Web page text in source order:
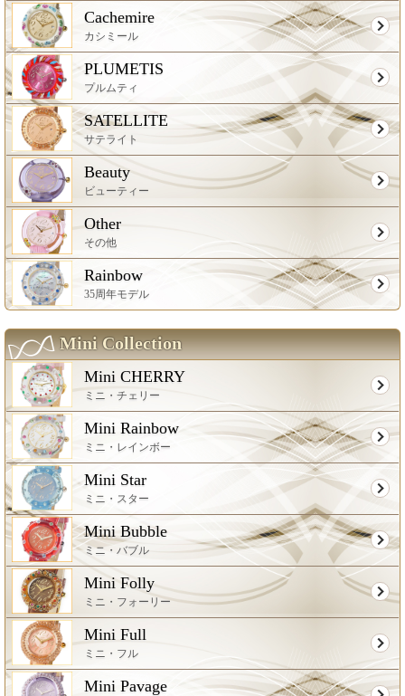
Cachemire
カシミール
PLUMETIS
プルムティ
SATELLITE
サテライト
Beauty
ビューティー
Other
その他
Rainbow
35周年モデル
Mini Collection
Mini CHERRY
ミニ・チェリー
Mini Rainbow
ミニ・レインボー
Mini Star
ミニ・スター
Mini Bubble
ミニ・バブル
Mini Folly
ミニ・フォーリー
Mini Full
ミニ・フル
Mini Pavage